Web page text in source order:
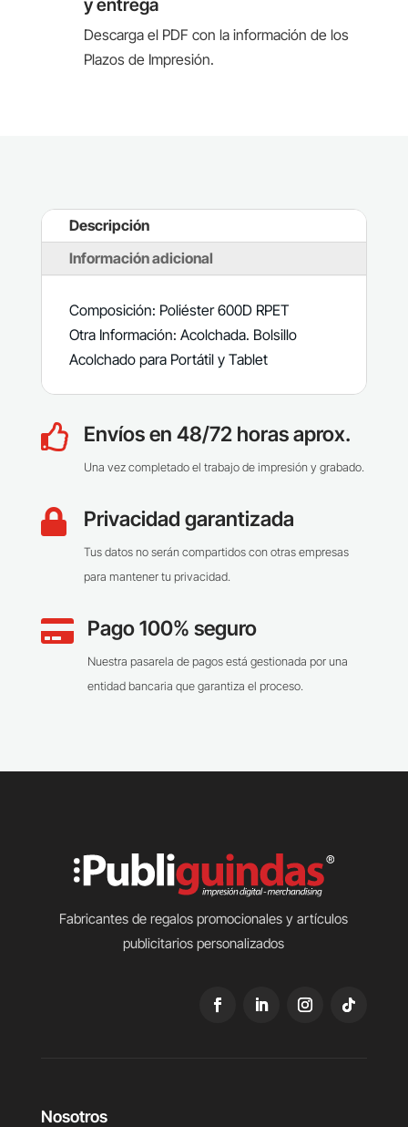
Descarga el PDF con la información de los
Plazos de Impresión.
Descripción
Información adicional
Composición: Poliéster 600D RPET
Otra Información: Acolchada. Bolsillo
Acolchado para Portátil y Tablet
 Envíos en 48/72 horas aprox.
Una vez completado el trabajo de impresión y grabado.
 Privacidad garantizada
Tus datos no serán compartidos con otras empresas
para mantener tu privacidad.
 Pago 100% seguro
Nuestra pasarela de pagos está gestionada por una
entidad bancaria que garantiza el proceso.
Fabricantes de regalos promocionales y artículos
publicitarios personalizados
Nosotros